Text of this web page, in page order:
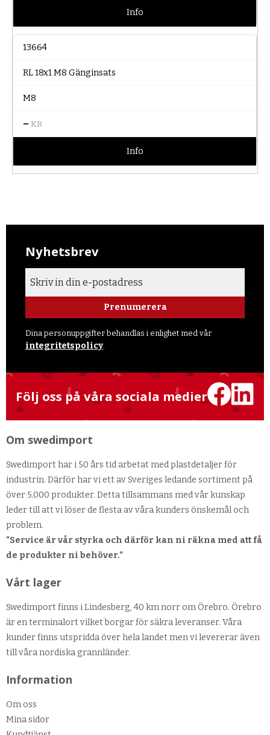
Info
13664
RL 18x1 M8 Gänginsats
M8
– KR
Info
Nyhetsbrev
Prenumerera
Dina personuppgifter behandlas i enlighet med vår
integritetspolicy
Följ oss på våra sociala medier
Om swedimport
Swedimport har i 50 års tid arbetat med plastdetaljer för
industrin. Därför har vi ett av Sveriges ledande sortiment på
över 5.000 produkter. Detta tillsammans med vår kunskap
leder till att vi löser de flesta av våra kunders önskemål och
problem.
"Service är vår styrka och därför kan ni räkna med att få
de produkter ni behöver."
Vårt lager
Swedimport finns i Lindesberg, 40 km norr om Örebro. Örebro
är en terminalort vilket borgar för säkra leveranser. Våra
kunder finns utspridda över hela landet men vi levererar även
till våra nordiska grannländer.
Information
Om oss
Mina sidor